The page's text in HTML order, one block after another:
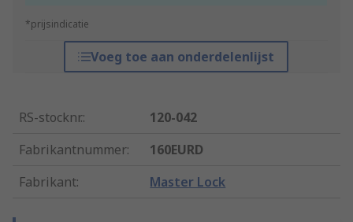
*prijsindicatie
Voeg toe aan onderdelenlijst
RS-stocknr.:
120-042
Fabrikantnummer:
160EURD
Fabrikant: Master Lock